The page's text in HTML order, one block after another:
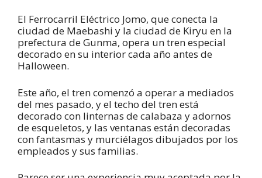
El Ferrocarril Eléctrico Jomo, que conecta la
ciudad de Maebashi y la ciudad de Kiryu en la
prefectura de Gunma, opera un tren especial
decorado en su interior cada año antes de
Halloween.
Este año, el tren comenzó a operar a mediados
del mes pasado, y el techo del tren está
decorado con linternas de calabaza y adornos
de esqueletos, y las ventanas están decoradas
con fantasmas y murciélagos dibujados por los
empleados y sus familias.